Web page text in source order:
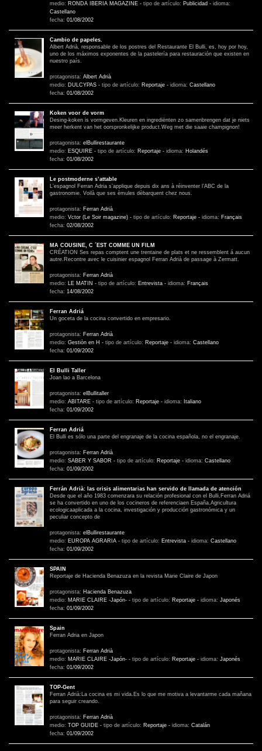
medio: RONDA IBERIA MAGAZINE - tipo de artículo: Publicidad - idioma:
Castellano
fecha: 01/08/2002
Cambio de papeles.
Albert Adrià, responsable de los postres del Restaurante El Bulli, es, hoy por hoy,
uno de los máximos exponentes de la pastelería para restauración que existen en
nuestro país.
protagonista: Albert Adrià
medio: DULCYPAS - tipo de artículo: Reportaje - idioma: Castellano
fecha: 01/08/2002
Koken voor de vorm
Desing-koken is vormgeven.Kleuren en ingrediënten zo samenbrengen dat je niets
meer herkent van het oorspronkelijke product.Weg met die saaie champignon!
protagonista: elBullirestaurante
medio: ESQUIRE - tipo de artículo: Reportaje - idioma: Holandés
fecha: 01/08/2002
Le postmoderne s’attable
L’espagnol Ferran Adria s’applique depuis dix ans à réinventer l’ABC de la
gastronomie. Voilà que ses èmules dèbarquent chez nous.
protagonista: Ferran Adrià
medio: Vctor (Le Soir magazine) - tipo de artículo: Reportaje - idioma: Français
fecha: 02/08/2002
MA COUSINE, C ´EST COMME UN FILM
CRÉATION Ses repas comptent une trentaine de plats et ne ressemblent á aucun
autre.Recontre avec le cuisinier espagnol Ferran Adrià de passage à Zermatt.
protagonista: Ferran Adrià
medio: LE MATIN - tipo de artículo: Entrevista - idioma: Français
fecha: 14/08/2002
Ferran Adriá
Un goceta de la cocina convertido en empresario.
protagonista: Ferran Adrià
medio: Gestiòn en H - tipo de artículo: Reportaje - idioma: Castellano
fecha: 01/09/2002
El Bulli Taller
Joan lao a Barcelona
protagonista: elBullitaller
medio: ABITARE - tipo de artículo: Reportaje - idioma:
Italiano
fecha: 01/09/2002
Ferran Adriá
El Bulli es sólo una parte del engranaje de la cocina española, no el engranaje.
protagonista: Ferran Adrià
medio: SABER Y SABOR - tipo de artículo: Reportaje - idioma: Castellano
fecha: 01/09/2002
Ferrán Adrià: las crisis alimentarias han servido de llamada de atención
Desde que el año 1983 comenzara su relación profesional con el Bulli,Ferran Adriá
se ha convertido en uno de los cocineros de referenciaen España.Agricultura
ecologicaaplicada a la cocina, investigación y producción gastronómica y un
peculiar concepto de
protagonista: elBullirestaurante
medio: EUROPA AGRARIA - tipo de artículo: Entrevista - idioma: Castellano
fecha: 01/09/2002
SPAIN
Reportaje de Hacienda Benazuza en la revista Marie Claire de Japon
protagonista: Hacienda Benazuza
medio: MARIE CLAIRE -Japón- - tipo de artículo: Reportaje - idioma: Japonés
fecha: 01/09/2002
Spain
Ferran Adria en Japon
protagonista: Ferran Adrià
medio: MARIE CLAIRE -Japón- - tipo de artículo: Reportaje - idioma: Japonés
fecha: 01/09/2002
TOP-Gent
Ferran Adrià:La cocina es mi vida.Es lo que me motiva a levantarme cada mañana
para seguir creando.
protagonista: Ferran Adrià
medio: TOP GUIDE - tipo de artículo: Reportaje - idioma: Catalán
fecha: 01/09/2002